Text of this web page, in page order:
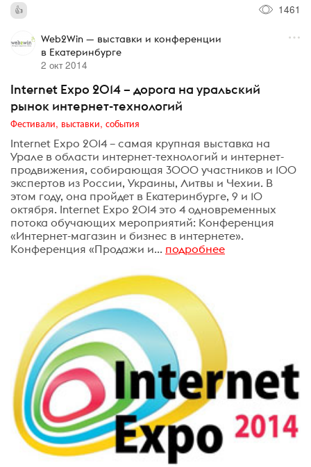
1461
Web2Win — выставки и конференции
в Екатеринбурге
2 окт 2014
Internet Expo 2014 – дорога на уральский
рынок интернет-технологий
Фестивали, выставки, события
Internet Expo 2014 – самая крупная выставка на
Урале в области интернет-технологий и интернет-
продвижения, собирающая 3000 участников и 100
экспертов из России, Украины, Литвы и Чехии. В
этом году, она пройдет в Екатеринбурге, 9 и 10
октября. Internet Expo 2014 это 4 одновременных
потока обучающих мероприятий: Конференция
«Интернет-магазин и бизнес в интернете».
Конференция «Продажи и... подробнее